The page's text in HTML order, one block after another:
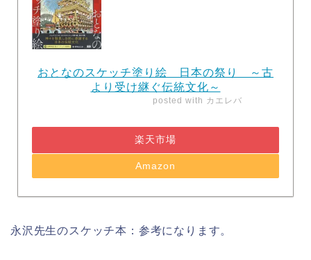
おとなのスケッチ塗り絵 日本の祭り ～古
より受け継ぐ伝統文化～
posted with カエレバ
楽天市場
Amazon
永沢先生のスケッチ本：参考になります。